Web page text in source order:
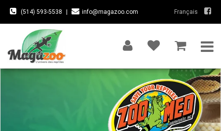
(514) 593-5538 info@magazoo.com Français